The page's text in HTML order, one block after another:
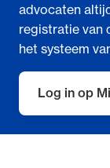
advocaten
registratie van
het systeem
Log in op